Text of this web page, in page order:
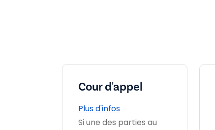
Cour d'appel
Plus d'infos
Si une des parties au